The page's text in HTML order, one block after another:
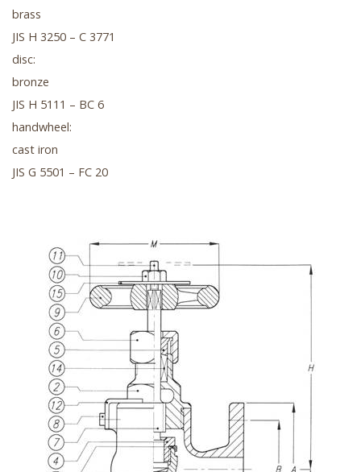
brass
JIS H 3250 – C 3771
disc:
bronze
JIS H 5111 – BC 6
handwheel:
cast iron
JIS G 5501 – FC 20